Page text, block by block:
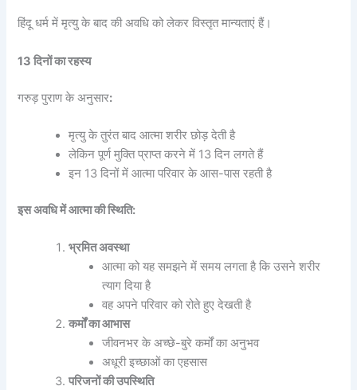
हिंदू धर्म में मृत्यु के बाद की अवधि को लेकर विस्तृत मान्यताएं हैं।
13 दिनों का रहस्य
गरुड़ पुराण के अनुसार:
मृत्यु के तुरंत बाद आत्मा शरीर छोड़ देती है
लेकिन पूर्ण मुक्ति प्राप्त करने में 13 दिन लगते हैं
इन 13 दिनों में आत्मा परिवार के आस-पास रहती है
इस अवधि में आत्मा की स्थिति:
भ्रमित अवस्था
आत्मा को यह समझने में समय लगता है कि उसने शरीर
त्याग दिया है
वह अपने परिवार को रोते हुए देखती है
कर्मों का आभास
जीवनभर के अच्छे-बुरे कर्मों का अनुभव
अधूरी इच्छाओं का एहसास
परिजनों की उपस्थिति